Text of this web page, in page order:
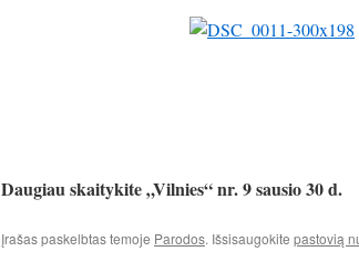
Daugiau skaitykite „Vilnies“ nr. 9 sausio 30 d.
Įrašas paskelbtas temoje Parodos. Išsisaugokite pastovią